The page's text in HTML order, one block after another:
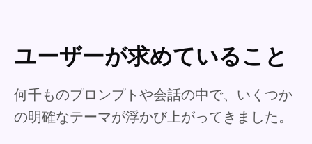
ユーザーが求めていること
何千ものプロンプトや会話の中で、いくつか
の明確なテーマが浮かび上がってきました。